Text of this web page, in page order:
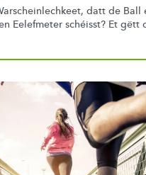
datt de Ball
Eelefmeter schéisst? Et gëtt